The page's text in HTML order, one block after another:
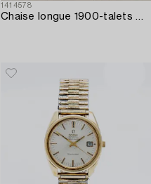
1414578
Chaise longue 1900-talets mitt.